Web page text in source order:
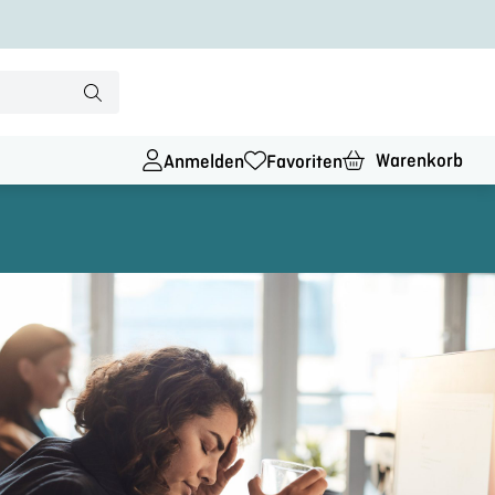
Anmelden Favoriten Warenkorb